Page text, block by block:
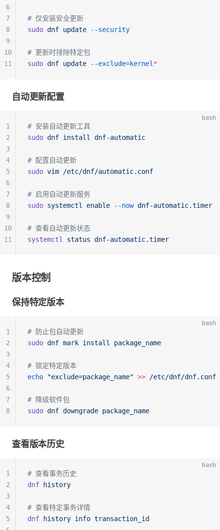
# 仅安装安全更新
sudo dnf update --security
# 更新时排除特定包
sudo dnf update --exclude=kernel *
6
7
8
9
10
11
自动更新配置
bash
# 安装自动更新工具
sudo dnf install dnf-automatic
# 配置自动更新
sudo vim /etc/dnf/automatic.conf
# 启用自动更新服务
sudo systemctl enable --now dnf-automatic.timer
# 查看自动更新状态
systemctl
status dnf-automatic.timer
1
2
3
4
5
6
7
8
9
10
11
版本控制
保持特定版本
bash
# 防止包自动更新
sudo dnf mark install package_name
# 锁定特定版本
echo "exclude=package_name" >> /etc/dnf/dnf.conf
# 降级软件包
sudo dnf downgrade package_name
1
2
3
4
5
6
7
8
查看版本历史
bash
# 查看事务历史
dnf history
# 查看特定事务详情
dnf history info transaction_id
1
2
3
4
5